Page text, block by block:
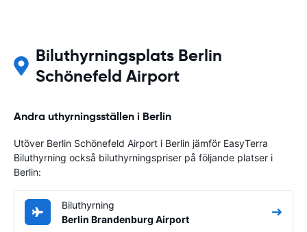
Biluthyrningsplats Berlin
Schönefeld Airport
Andra uthyrningsställen i Berlin
Utöver Berlin Schönefeld Airport i Berlin jämför EasyTerra
Biluthyrning också biluthyrningspriser på följande platser i
Berlin:
Biluthyrning
Berlin Brandenburg Airport